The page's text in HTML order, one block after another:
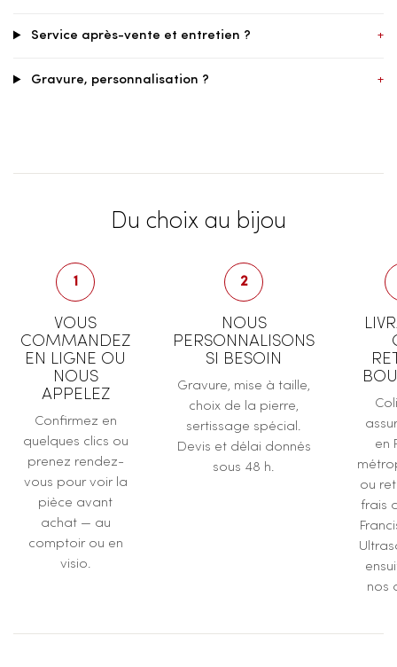
Service après-vente et entretien ? +
Gravure, personnalisation ? +
Du choix au bijou
1
VOUS
COMMANDEZ
EN LIGNE OU
NOUS
APPELEZ
Confirmez en
quelques clics ou
prenez rendez-
vous pour voir la
pièce avant
achat — au
comptoir ou en
visio.
2
NOUS
PERSONNALISONS
SI BESOIN
Gravure, mise à taille,
choix de la pierre,
sertissage spécial.
Devis et délai donnés
sous 48 h.
en
ou
frais
nos